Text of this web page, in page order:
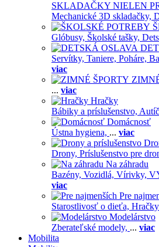
SKLADAČKY NIELEN
Mechanické 3D skladačky,
Glóbusy, Školské tašky,
Servítky, Taniere, Poháre,
viac
... viac
Hračky
Bábiky a príslušenstvo,
Domácnosť
Ústna hygiena, ... viac
Drony, Príslušenstvo pre
Na záhradu
Bazény, Vozidlá, Vírivky,
viac
Pre
Starostlivosť o dieťa,
Modelárstvo
Zberateľské modely, ... viac
Mobilita